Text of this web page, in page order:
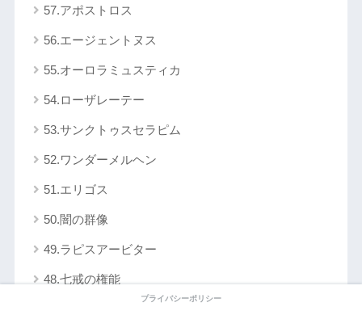
57.アポストロス
56.エージェントヌス
55.オーロラミュスティカ
54.ローザレーテー
53.サンクトゥスセラピム
52.ワンダーメルヘン
51.エリゴス
50.闇の群像
49.ラピスアービター
48.七戒の権能
プライバシーポリシー